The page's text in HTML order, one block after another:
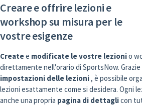
Creare e offrire lezioni e
workshop su misura per le
vostre esigenze
Createe modificate le vostre lezionio
direttamente nell'orario di SportsNow. Grazie
impostazioni delle lezioni, è possibile
lezioni esattamente come si desidera. Ogni
anche una propria pagina di dettaglicon